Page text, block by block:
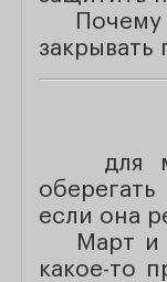
Почему
закрывать
для
если она
Март и
какое-то